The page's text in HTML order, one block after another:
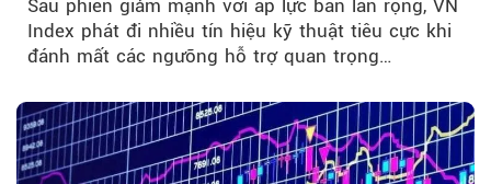
Sau phiên giảm mạnh với áp lực bán lan rộng, VN
Index phát đi nhiều tín hiệu kỹ thuật tiêu cực khi
đánh mất các ngưỡng hỗ trợ quan trọng…